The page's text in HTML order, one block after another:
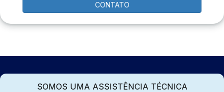
CONTATO
SOMOS UMA ASSISTÊNCIA TÉCNICA